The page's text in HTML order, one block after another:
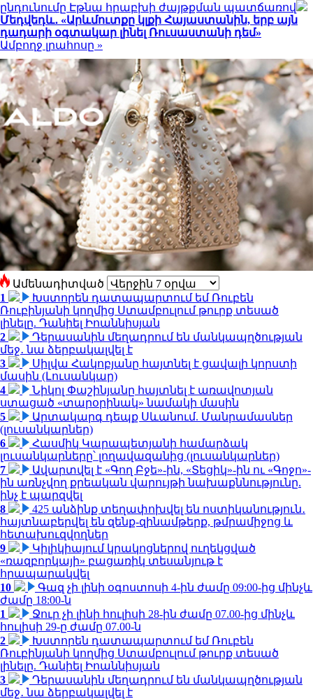
ընդունումը Էթնա հրաբխի ժայթքման պատճառով
Մեդվեդև․ «Արևմուտքը կլքի Հայաստանին, երբ այն
դադարի օգտակար լինել Ռուսաստանի դեմ»
Ամբողջ լրահոսը »
Ամենադիտված
1
Խստորեն դատապարտում եմ Ռուբեն
Ռուբինյանի կողմից Ստամբուլում թուրք տեսած
լինելը. Դանիել Իոաննիսյան
2
Դերասանին մեղադրում են մանկապղծության
մեջ․ նա ձերբակալվել է
3
Սիլվա Հակոբյանը հայտնել է ցավալի կորստի
մասին (Լուսանկար)
4
Նիկոլ Փաշինյանը հայտնել է առավոտյան
ստացած «տարօրինակ» նամակի մասին
5
Արտակարգ դեպք Սևանում. Մանրամասներ
(լուսանկարներ)
6
Հասմիկ Կարապետյանի համարձակ
լուսանկարները՝ լողավազանից (լուսանկարներ)
7
Ավարտվել է «Գող Բջե»-ին, «Տեցիկ»-ին ու «Գոջո»-
ին առնչվող քրեական վարույթի նախաքննությունը.
ինչ է պարզվել
8
425 անձինք տեղափոխվել են ոստիկանություն․
հայտնաբերվել են զենք-զինամթերք, թմրամիջոց և
հետախուզվողներ
9
Կիլիկիայում կրակոցներով ուղեկցված
«ռազբորկայի» բացառիկ տեսանյութ է
հրապարակվել
10
Գազ չի լինի օգոստոսի 4-ին ժամը 09:00-ից մինչև
ժամը 18:00-ն
1
Ջուր չի լինի հուլիսի 28-ին ժամը 07.00-ից մինչև
հուլիսի 29-ը ժամը 07.00-ն
2
Խստորեն դատապարտում եմ Ռուբեն
Ռուբինյանի կողմից Ստամբուլում թուրք տեսած
լինելը. Դանիել Իոաննիսյան
3
Դերասանին մեղադրում են մանկապղծության
մեջ․ նա ձերբակալվել է